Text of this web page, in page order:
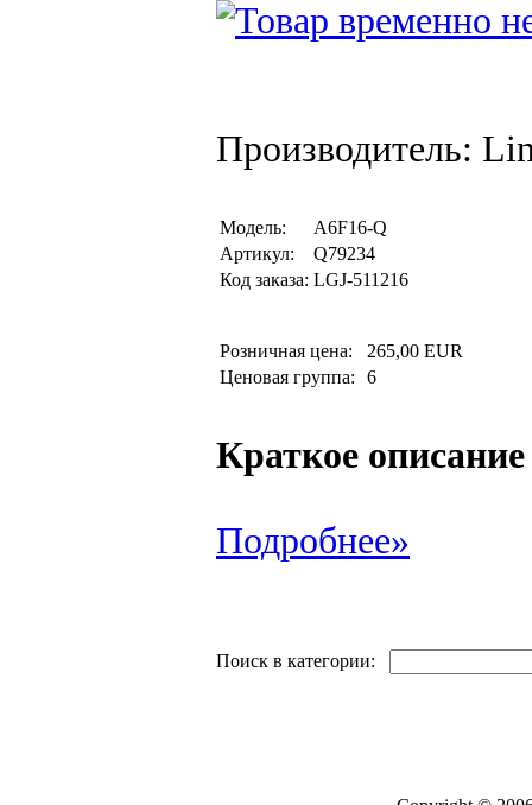
Производитель:
Модель:
A6F16-Q
Артикул:
Q79234
Код заказа: LGJ-511216
Розничная цена:
265,00 EUR
Ценовая группа:
6
Краткое описание
Подробнее»
Поиск в категории: